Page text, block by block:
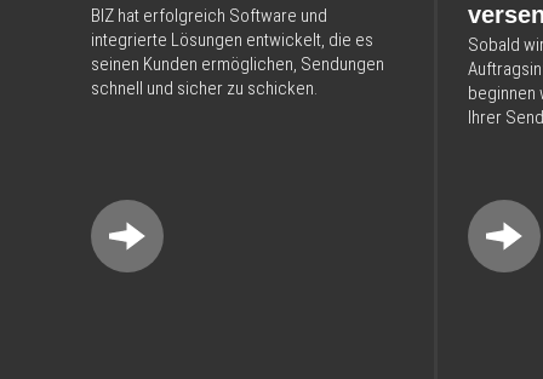
BIZ hat erfolgreich Software und
integrierte Lösungen entwickelt, die es
seinen Kunden ermöglichen, Sendungen
schnell und sicher zu schicken.
Sobald
beginnen
Ihrer